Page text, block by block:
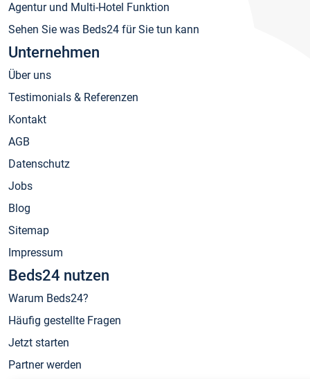
Agentur und Multi-Hotel Funktion
Sehen Sie was Beds24 für Sie tun kann
Unternehmen
Über uns
Testimonials & Referenzen
Kontakt
AGB
Datenschutz
Jobs
Blog
Sitemap
Impressum
Beds24 nutzen
Warum Beds24?
Häufig gestellte Fragen
Jetzt starten
Partner werden